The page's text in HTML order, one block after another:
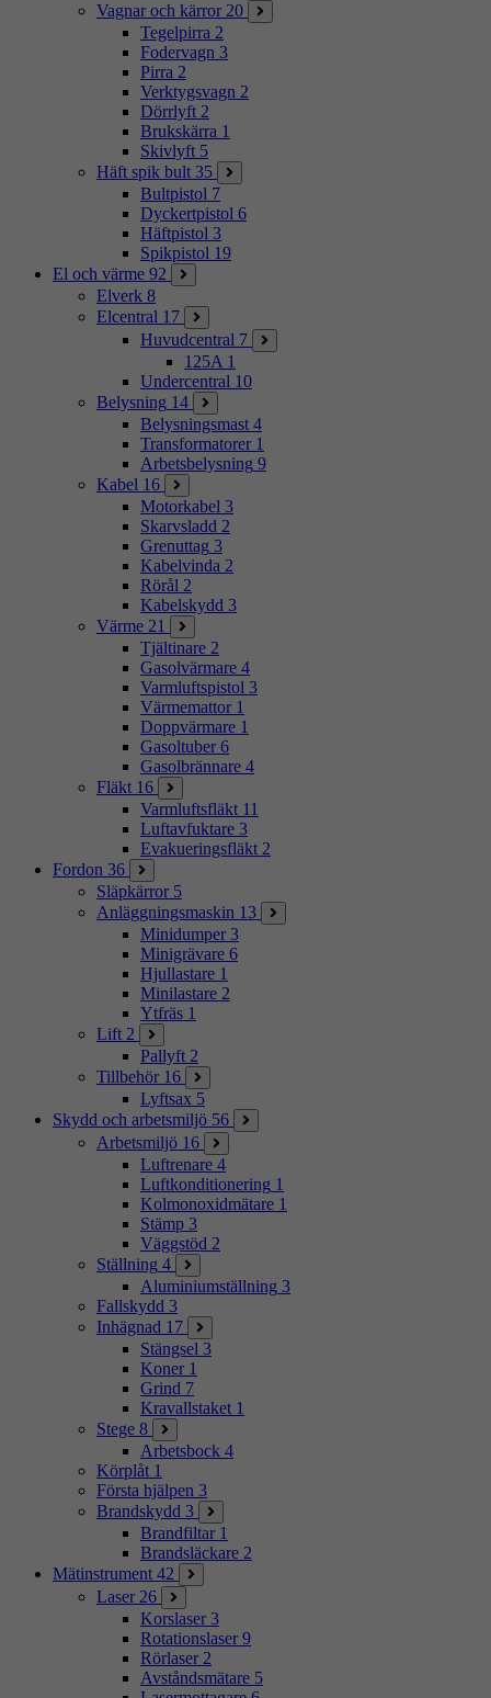
Vagnar och kärror 20
Tegelpirra 2
Fodervagn 3
Pirra 2
Verktygsvagn 2
Dörrlyft 2
Brukskärra 1
Skivlyft 5
Häft spik bult 35
Bultpistol 7
Dyckertpistol 6
Häftpistol 3
Spikpistol 19
El och värme 92
Elverk 8
Elcentral 17
Huvudcentral 7
125A 1
Undercentral 10
Belysning 14
Belysningsmast 4
Transformatorer 1
Arbetsbelysning 9
Kabel 16
Motorkabel 3
Skarvsladd 2
Grenuttag 3
Kabelvinda 2
Rörål 2
Kabelskydd 3
Värme 21
Tjältinare 2
Gasolvärmare 4
Varmluftspistol 3
Värmemattor 1
Doppvärmare 1
Gasoltuber 6
Gasolbrännare 4
Fläkt 16
Varmluftsfläkt 11
Luftavfuktare 3
Evakueringsfläkt 2
Fordon 36
Släpkärror 5
Anläggningsmaskin 13
Minidumper 3
Minigrävare 6
Hjullastare 1
Minilastare 2
Ytfräs 1
Lift 2
Pallyft 2
Tillbehör 16
Lyftsax 5
Skydd och arbetsmiljö 56
Arbetsmiljö 16
Luftrenare 4
Luftkonditionering 1
Kolmonoxidmätare 1
Stämp 3
Väggstöd 2
Ställning 4
Aluminiumställning 3
Fallskydd 3
Inhägnad 17
Stängsel 3
Koner 1
Grind 7
Kravallstaket 1
Stege 8
Arbetsbock 4
Körplåt 1
Första hjälpen 3
Brandskydd 3
Brandfiltar 1
Brandsläckare 2
Mätinstrument 42
Laser 26
Korslaser 3
Rotationslaser 9
Rörlaser 2
Avståndsmätare 5